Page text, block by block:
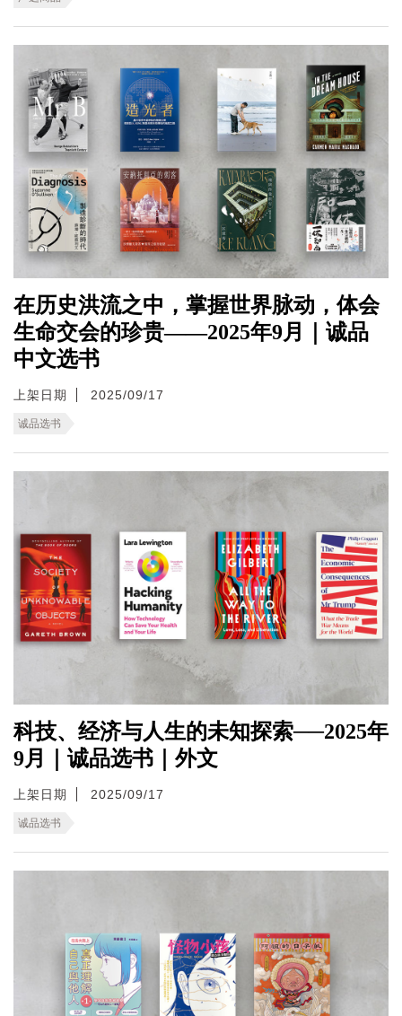
在历史洪流之中，掌握世界脉动，体会
生命交会的珍贵——2025年9月｜诚品
中文选书
上架日期 2025/09/17
诚品选书
科技、经济与人生的未知探索──2025年
9月｜诚品选书｜外文
上架日期 2025/09/17
诚品选书